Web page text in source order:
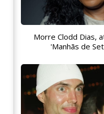
Morre Clodd Dias,
'Manhãs de